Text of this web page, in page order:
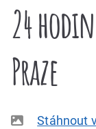
24
Praze
Stáhnout